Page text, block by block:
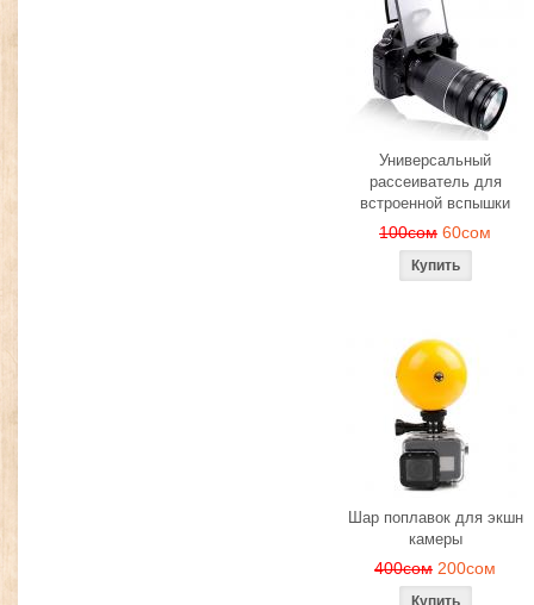
Универсальный
рассеиватель для
встроенной вспышки
100сом 60сом
Шар поплавок для экшн
камеры
400сом 200сом